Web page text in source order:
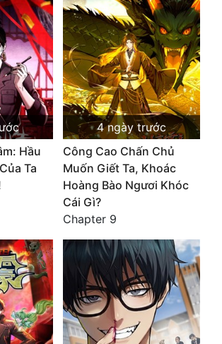
Hầu
Ta
4 ngày trước
Công Cao Chấn Chủ
Muốn Giết Ta, Khoác
Hoàng Bào Ngươi Khóc
Cái Gì?
Chapter 9